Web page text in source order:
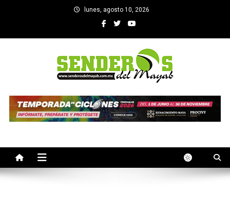
lunes, agosto 10, 2026
SENDEROS DEL MAYAB